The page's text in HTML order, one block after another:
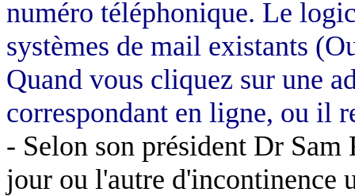
numéro téléphonique. Le
systèmes de mail existants
Quand vous cliquez sur une
correspondant en ligne, ou il
- Selon son président Dr
jour ou l'autre d'incontinence